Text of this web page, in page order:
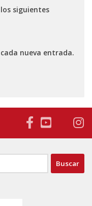
siguientes
nueva entrada.